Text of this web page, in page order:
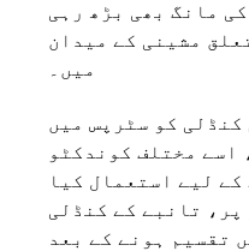
مانگ بھی بڑھ رہی
مشینی کے میدان
میں۔
کنڈلی کو سٹرپس میں
اسے مختلف کوندکٹو
لیے استعمال کیا
تانبے کے کنڈلی
تقسیم ہونے کے بعد